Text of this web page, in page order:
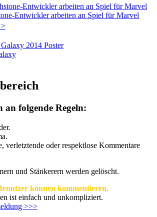
Entwickler arbeiten an Spiel für Marvel
an folgende Regeln:
verletztende oder respektlose Kommentare
und Stänkerern werden gelöscht.
können kommentieren.
ist einfach und unkompliziert.
>>>